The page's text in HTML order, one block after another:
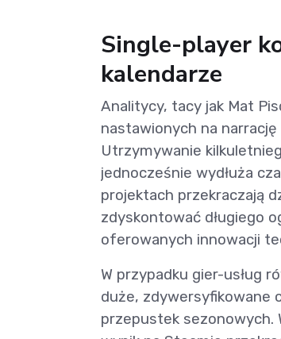
Single-player
kalendarze
Analitycy, tacy jak Mat
nastawionych na
Utrzymywanie
jednocześnie wydłuża
projektach przekraczają
zdyskontować długiego
oferowanych innowacji
W przypadku gier-usług
duże, zdywersyfikowane
przepustek sezonowych.